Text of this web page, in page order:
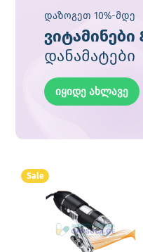
დაზოგეთ 10%-მდე
ვიტამინები
დანამატები
იყიდე ახლავე
Sale